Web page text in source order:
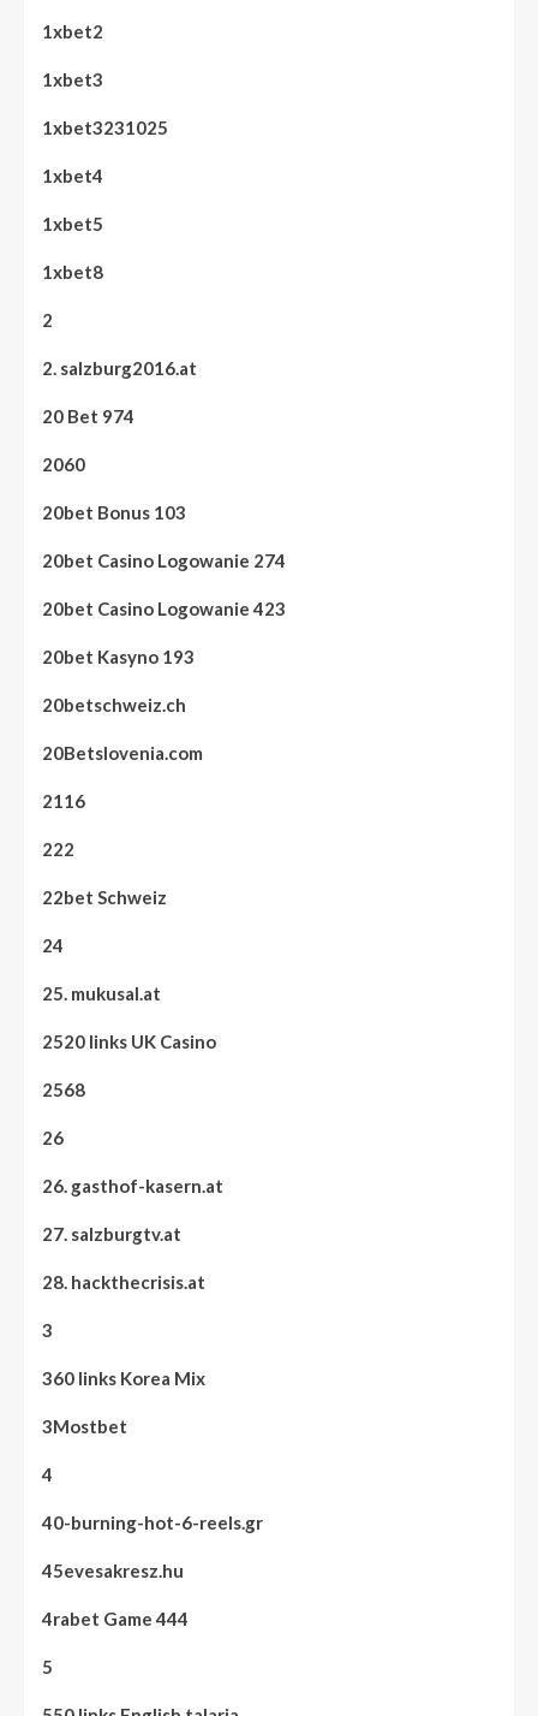
1xbet2
1xbet3
1xbet3231025
1xbet4
1xbet5
1xbet8
2
2. salzburg2016.at
20 Bet 974
2060
20bet Bonus 103
20bet Casino Logowanie 274
20bet Casino Logowanie 423
20bet Kasyno 193
20betschweiz.ch
20Betslovenia.com
2116
222
22bet Schweiz
24
25. mukusal.at
2520 links UK Casino
2568
26
26. gasthof-kasern.at
27. salzburgtv.at
28. hackthecrisis.at
3
360 links Korea Mix
3Mostbet
4
40-burning-hot-6-reels.gr
45evesakresz.hu
4rabet Game 444
5